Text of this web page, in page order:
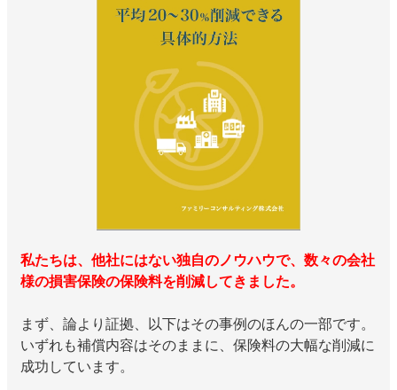
私たちは、他社にはない独自のノウハウで、数々の会社
様の損害保険の保険料を削減してきました。
まず、論より証拠、以下はその事例のほんの一部です。
いずれも補償内容はそのままに、保険料の大幅な削減に
成功しています。